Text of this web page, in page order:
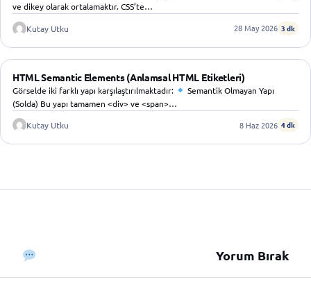
ve dikey olarak ortalamaktır. CSS’te…
Kutay Utku
28 May 2026 3 dk
WEB TASARIM
HTML Semantic Elements (Anlamsal HTML Etiketleri)
Görselde iki farklı yapı karşılaştırılmaktadır:
Semantik Olmayan Yapı
(Solda) Bu yapı tamamen <div> ve <span>…
Kutay Utku
8 Haz 2026 4 dk
Yorum Bırak